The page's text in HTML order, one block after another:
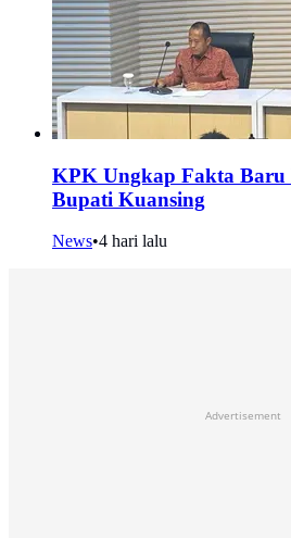
KPK Ungkap Fakta Baru
Bupati Kuansing
News•4 hari lalu
Advertisement